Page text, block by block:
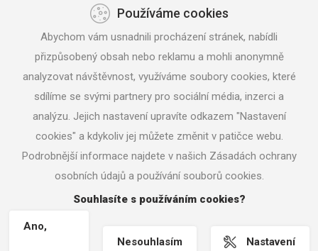
Zemní práce - stavební činnost
Demolice a bourací práce
Vodovody a kanalizace
Doprava a mechanizace
Půjčovna strojů a nářadí
Pneuservis
Stavbazar
Zavolejte nám +420 777 120 591
© 2017 Rybarik.cz |
MACHIN.cz
Používáme cookies
Abychom vám usnadnili procházení stránek, nabídli
přizpůsobený obsah nebo reklamu a mohli anonymně
analyzovat návštěvnost, využíváme soubory cookies, které
sdílíme se svými partnery pro sociální média, inzerci a
analýzu. Jejich nastavení upravíte odkazem "Nastavení
cookies" a kdykoliv jej můžete změnit v patičce webu.
Podrobnější informace najdete v našich Zásadách ochrany
osobních údajů a používání souborů cookies.
Souhlasíte s používáním cookies?
Ano,
Nesouhlasím
Nastavení